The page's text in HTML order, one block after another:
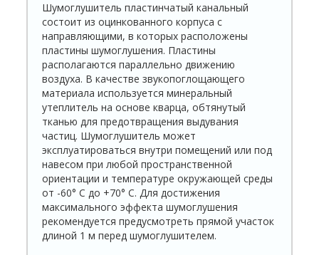
Шумоглушитель пластинчатый канальный
состоит из оцинкованного корпуса с
направляющими, в которых расположены
пластины шумоглушения. Пластины
располагаются параллельно движению
воздуха. В качестве звуко­поглощающего
материала используется минеральный
утеплитель на основе кварца, обтянутый
тканью для предотвращения выдувания
частиц. Шумоглуши­тель может
эксплуатироваться внутри помещений или под
навесом при любой пространственной
ориентации и температуре окружающей среды
от -60° С до +70° С. Для достижения
максимального эффекта шумоглушения
рекомендуется предусмотреть прямой участок
длиной 1 м перед шумоглушителем.